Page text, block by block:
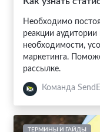
Необходимо
реакции
необходимости,
маркетинга.
рассылке.
Команда
ТЕРМИНЫ И ГАЙДЫ